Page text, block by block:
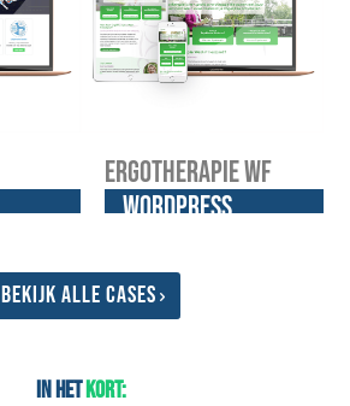
Ergotherapie WF
WordPress
Bekijk alle cases
In hetkort: